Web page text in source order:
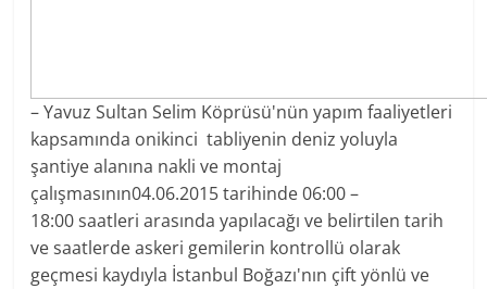
– Yavuz Sultan Selim Köprüsü'nün yapım faaliyetleri
kapsamında onikinci tabliyenin deniz yoluyla
şantiye alanına nakli ve montaj
çalışmasının04.06.2015 tarihinde 06:00 –
18:00 saatleri arasında yapılacağı ve belirtilen tarih
ve saatlerde askeri gemilerin kontrollü olarak
geçmesi kaydıyla İstanbul Boğazı'nın çift yönlü ve